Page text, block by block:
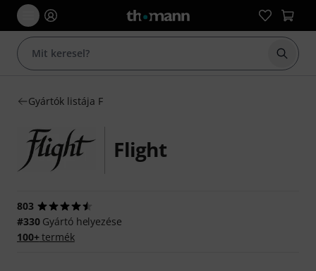
Gyártók listája F
Flight
803
#330Gyártó helyezése
100+termék